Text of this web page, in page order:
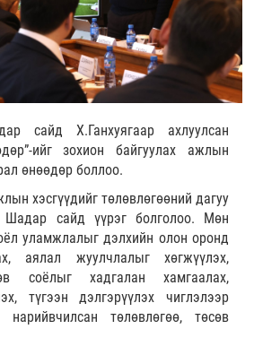
сайд Х.Ганхуягаар ахлуулсан
ийг зохион байгуулах ажлын
өнөөдөр боллоо.
хэсгүүдийг төлөвлөгөөний дагуу
Шадар сайд үүрэг болголоо. Мөн
уламжлалыг дэлхийн олон оронд
аялал жуулчлалыг хөгжүүлэх,
соёлыг хадгалан хамгаалах,
түгээн дэлгэрүүлэх чиглэлээр
төлөвлөгөө, төсөв